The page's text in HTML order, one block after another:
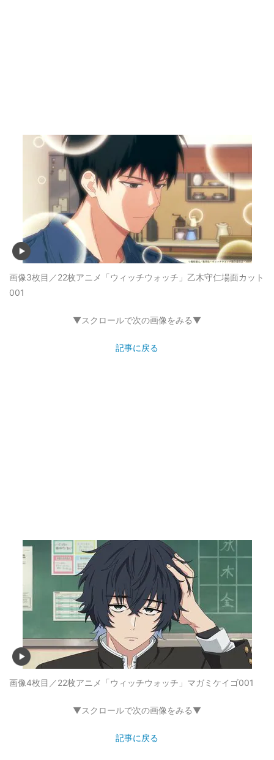
画像3枚目／22枚アニメ「ウィッチウォッチ」乙木守仁場面カット
001
▼スクロールで次の画像をみる▼
記事に戻る
画像4枚目／22枚アニメ「ウィッチウォッチ」マガミケイゴ001
▼スクロールで次の画像をみる▼
記事に戻る